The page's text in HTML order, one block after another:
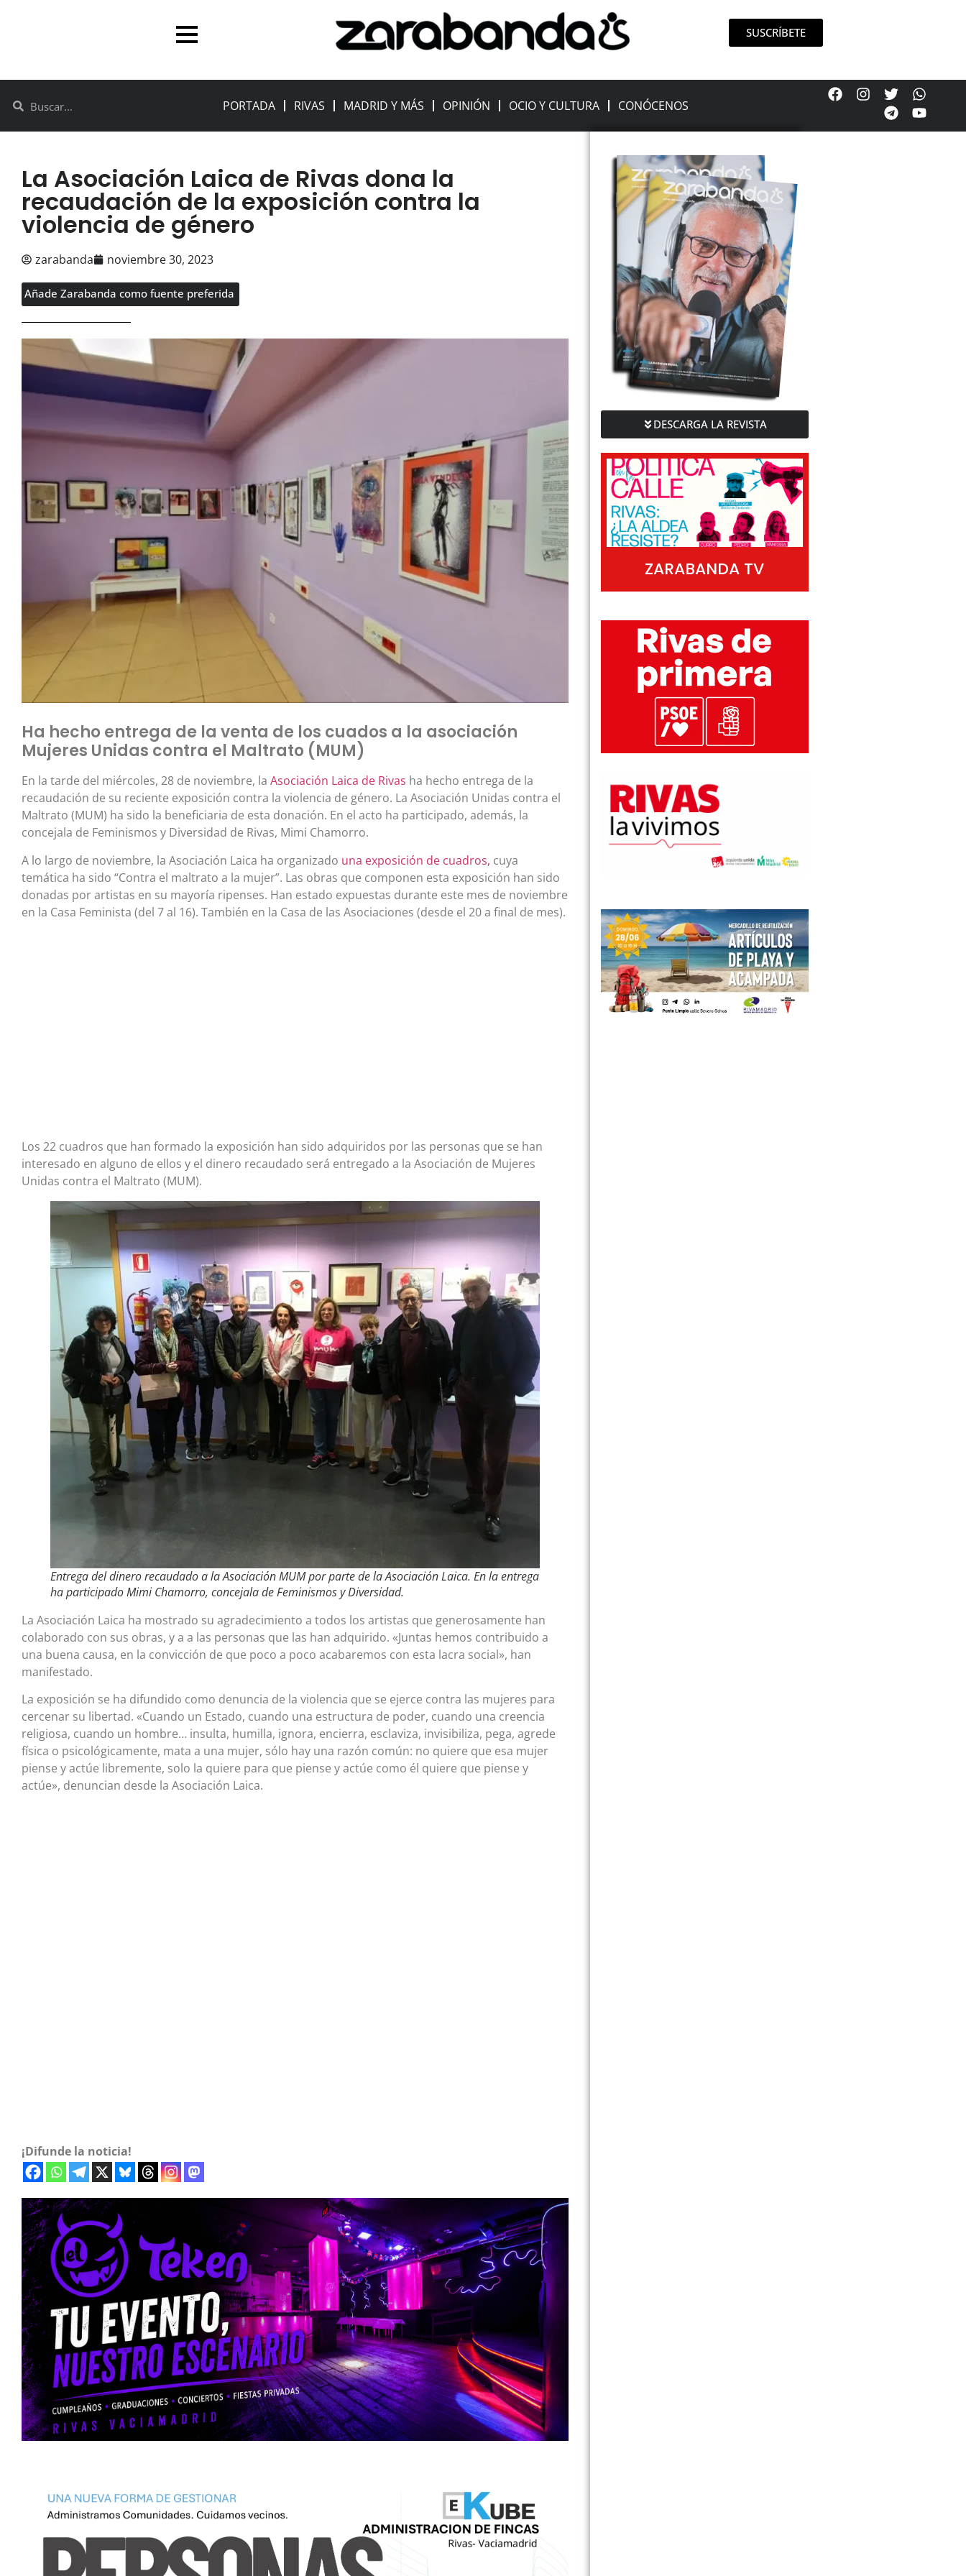
SUSCRÍBETE
PORTADA RIVAS MADRID Y MÁS OPINIÓN OCIO Y CULTURA CONÓCENOS
La Asociación Laica de Rivas dona la
recaudación de la exposición contra la
violencia de género
zarabanda noviembre 30, 2023
Añade Zarabanda como fuente preferida
Ha hecho entrega de la venta de los cuados a la asociación
Mujeres Unidas contra el Maltrato (MUM)
En la tarde del miércoles, 28 de noviembre, la Asociación Laica de Rivas ha hecho entrega de la
recaudación de su reciente exposición contra la violencia de género. La Asociación Unidas contra el
Maltrato (MUM) ha sido la beneficiaria de esta donación. En el acto ha participado, además, la
concejala de Feminismos y Diversidad de Rivas, Mimi Chamorro.
A lo largo de noviembre, la Asociación Laica ha organizado una exposición de cuadros, cuya
temática ha sido “Contra el maltrato a la mujer”. Las obras que componen esta exposición han sido
donadas por artistas en su mayoría ripenses. Han estado expuestas durante este mes de noviembre
en la Casa Feminista (del 7 al 16). También en la Casa de las Asociaciones (desde el 20 a final de mes).
Los 22 cuadros que han formado la exposición han sido adquiridos por las personas que se han
interesado en alguno de ellos y el dinero recaudado será entregado a la Asociación de Mujeres
Unidas contra el Maltrato (MUM).
Entrega del dinero recaudado a la Asociación MUM por parte de la Asociación Laica. En la entrega
ha participado Mimi Chamorro, concejala de Feminismos y Diversidad.
La Asociación Laica ha mostrado su agradecimiento a todos los artistas que generosamente han
colaborado con sus obras, y a a las personas que las han adquirido. «Juntas hemos contribuido a
una buena causa, en la convicción de que poco a poco acabaremos con esta lacra social», han
manifestado.
La exposición se ha difundido como denuncia de la violencia que se ejerce contra las mujeres para
cercenar su libertad. «Cuando un Estado, cuando una estructura de poder, cuando una creencia
religiosa, cuando un hombre… insulta, humilla, ignora, encierra, esclaviza, invisibiliza, pega, agrede
física o psicológicamente, mata a una mujer, sólo hay una razón común: no quiere que esa mujer
piense y actúe libremente, solo la quiere para que piense y actúe como él quiere que piense y
actúe», denuncian desde la Asociación Laica.
¡Difunde la noticia!
DESCARGA LA REVISTA
ZARABANDA TV